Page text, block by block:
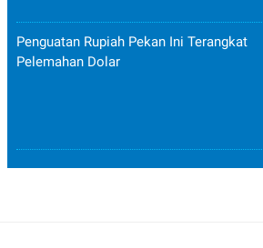
Penguatan Rupiah Pekan Ini Terangkat
Pelemahan Dolar